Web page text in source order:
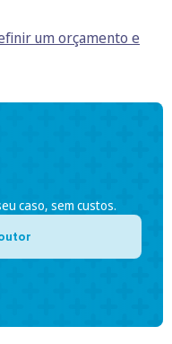
um orçamento e
caso, sem custos.